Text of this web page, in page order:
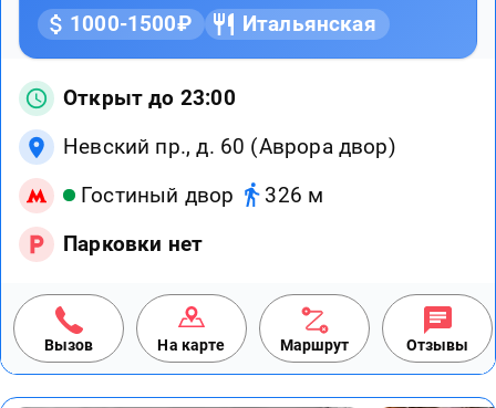
1000-1500₽ Итальянская
Открыт до 23:00
Невский пр., д. 60 (Аврора двор)
Гостиный двор
326 м
Парковки нет
Вызов На карте Маршрут Отзывы